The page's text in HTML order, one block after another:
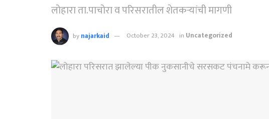
लोहारा ता.पाचोरा व परिसरातील शेतकऱ्यांची मागणी
bynajarkaid October 23, 2024 in Uncategorized